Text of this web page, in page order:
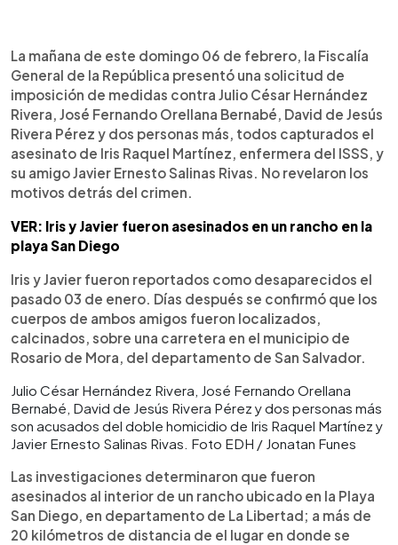
► Escuchar artículo
La mañana de este domingo 06 de febrero, la Fiscalía
General de la República presentó una solicitud de
imposición de medidas contra Julio César Hernández
Rivera, José Fernando Orellana Bernabé, David de Jesús
Rivera Pérez y dos personas más, todos capturados el
asesinato de Iris Raquel Martínez, enfermera del ISSS, y
su amigo Javier Ernesto Salinas Rivas. No revelaron los
motivos detrás del crimen.
VER: Iris y Javier fueron asesinados en un rancho en la
playa San Diego
Iris y Javier fueron reportados como desaparecidos el
pasado 03 de enero. Días después se confirmó que los
cuerpos de ambos amigos fueron localizados,
calcinados, sobre una carretera en el municipio de
Rosario de Mora, del departamento de San Salvador.
Julio César Hernández Rivera, José Fernando Orellana
Bernabé, David de Jesús Rivera Pérez y dos personas más
son acusados del doble homicidio de Iris Raquel Martínez y
Javier Ernesto Salinas Rivas. Foto EDH / Jonatan Funes
Las investigaciones determinaron que fueron
asesinados al interior de un rancho ubicado en la Playa
San Diego, en departamento de La Libertad; a más de
20 kilómetros de distancia de el lugar en donde se